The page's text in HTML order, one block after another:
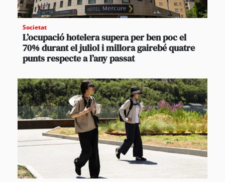
Societat
L’ocupació hotelera supera per ben poc el
70% durant el juliol i millora gairebé quatre
punts respecte a l’any passat